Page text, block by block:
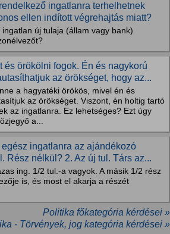
ingatlanra terhelhetnek
ellen indított végrehajtás miatt?
új tulaja (állam vagy bank)
és örökölni fogok. Én és nagykorú
az örökséget, hogy az...
a hagyatéki örökös, mivel én és
az örökséget. Viszont, én holtig tartó
az ingatlanra. Ez lehetséges? Ezt úgy
a...
ingatlanra az ajándékozó
Rész nélkül? 2. Az új tul. Társ az...
ing. 1/2 tul.-a vagyok. A másik 1/2 rész
is, és most el akarja a részét
Politika főkategória kérdései »
- Törvények, jog kategória kérdései »